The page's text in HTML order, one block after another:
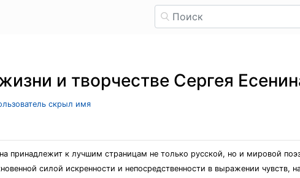
и творчестве Сергея
скрыл имя
принадлежит к лучшим страницам не только русской, но и мировой
силой искренности и непосредственности в выражении чувств,